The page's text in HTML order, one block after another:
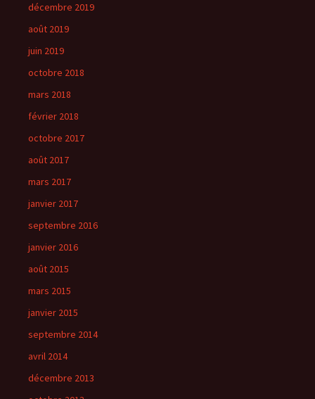
décembre 2019
août 2019
juin 2019
octobre 2018
mars 2018
février 2018
octobre 2017
août 2017
mars 2017
janvier 2017
septembre 2016
janvier 2016
août 2015
mars 2015
janvier 2015
septembre 2014
avril 2014
décembre 2013